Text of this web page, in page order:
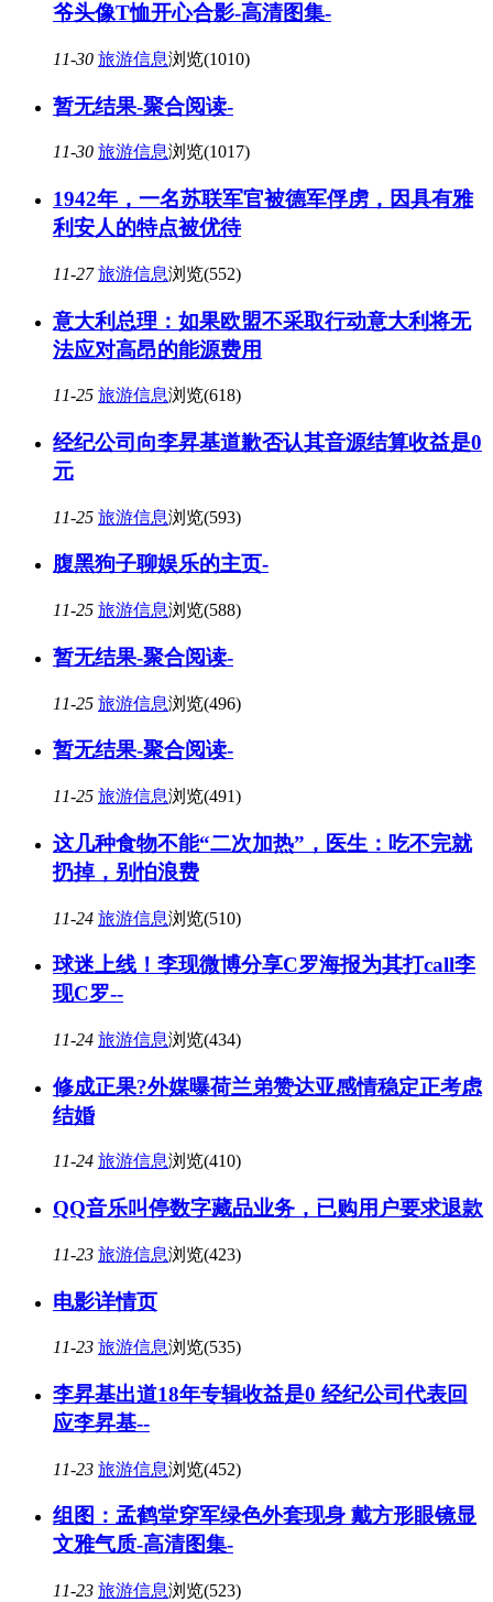
爷头像T恤开心合影-高清图集-
11-30 旅游信息浏览(1010)
暂无结果-聚合阅读-
11-30 旅游信息浏览(1017)
1942年，一名苏联军官被德军俘虏，因具有雅
利安人的特点被优待
11-27 旅游信息浏览(552)
意大利总理：如果欧盟不采取行动意大利将无
法应对高昂的能源费用
11-25 旅游信息浏览(618)
经纪公司向李昇基道歉否认其音源结算收益是0
元
11-25 旅游信息浏览(593)
腹黑狗子聊娱乐的主页-
11-25 旅游信息浏览(588)
暂无结果-聚合阅读-
11-25 旅游信息浏览(496)
暂无结果-聚合阅读-
11-25 旅游信息浏览(491)
这几种食物不能“二次加热”，医生：吃不完就
扔掉，别怕浪费
11-24 旅游信息浏览(510)
球迷上线！李现微博分享C罗海报为其打call李
现C罗--
11-24 旅游信息浏览(434)
修成正果?外媒曝荷兰弟赞达亚感情稳定正考虑
结婚
11-24 旅游信息浏览(410)
QQ音乐叫停数字藏品业务，已购用户要求退款
11-23 旅游信息浏览(423)
电影详情页
11-23 旅游信息浏览(535)
李昇基出道18年专辑收益是0 经纪公司代表回
应李昇基--
11-23 旅游信息浏览(452)
组图：孟鹤堂穿军绿色外套现身 戴方形眼镜显
文雅气质-高清图集-
11-23 旅游信息浏览(523)